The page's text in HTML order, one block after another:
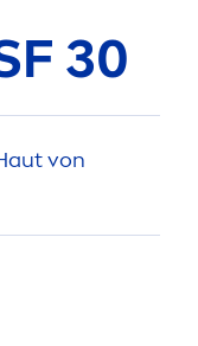
30
von